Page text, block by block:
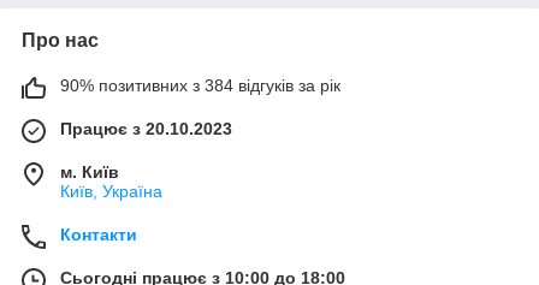
Про нас
90% позитивних з 384 відгуків за рік
Працює з 20.10.2023
м. Київ
Київ, Україна
Контакти
Сьогодні працює з 10:00 до 18:00